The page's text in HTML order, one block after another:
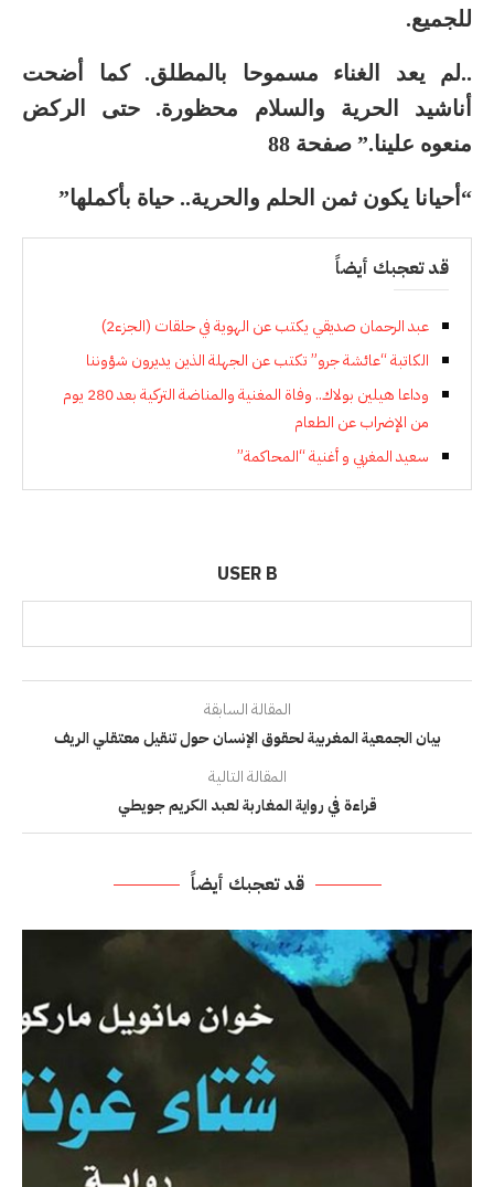
للجميع.
..لم يعد الغناء مسموحا بالمطلق. كما أضحت
أناشيد الحرية والسلام محظورة. حتى الركض
منعوه علينا.” صفحة 88
“أحيانا يكون ثمن الحلم والحرية.. حياة بأكملها”
قد تعجبك أيضاً
عبد الرحمان صديقي يكتب عن الهوية في حلقات (الجزء2)
الكاتبة “عائشة جرو” تكتب عن الجهلة الذين يديرون شؤوننا
وداعا هيلين بولاك.. وفاة المغنية والمناضة التركية بعد 280 يوم
من الإضراب عن الطعام
سعيد المغربي و أغنية “المحاكمة”
USER B
المقالة السابقة
بيان الجمعية المغربية لحقوق الإنسان حول تنقيل معتقلي الريف
المقالة التالية
قراءة في رواية المغاربة لعبد الكريم جويطي
قد تعجبك أيضاً